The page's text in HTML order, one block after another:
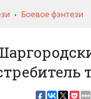
. Боевое фэнтези